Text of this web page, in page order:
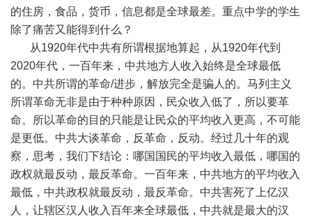
的住房，食品，货币，信息都是全球最差。重点中学的学生
除了痛苦又能得到什么？
从1920年代中共有所谓根据地算起，从1920年代到
2020年代，一百年来，中共地方人收入始终是全球最低
的。中共所谓的革命/进步，解放完全是骗人的。马列主义
所谓革命无非是由于种种原因，民众收入低了，所以要革
命。所以革命的目的只能是让民众的平均收入更高，不可能
是更低。中共大谈革命，反革命，反动。经过几十年的观
察，思考，我们下结论：哪国国民的平均收入最低，哪国的
政权就最反动，最反革命。一百年来，中共地方的平均收入
最低，中共政权就最反动，最反革命。中共害死了上亿汉
人，让辖区汉人收入百年来全球最低，中共就是最大的汉